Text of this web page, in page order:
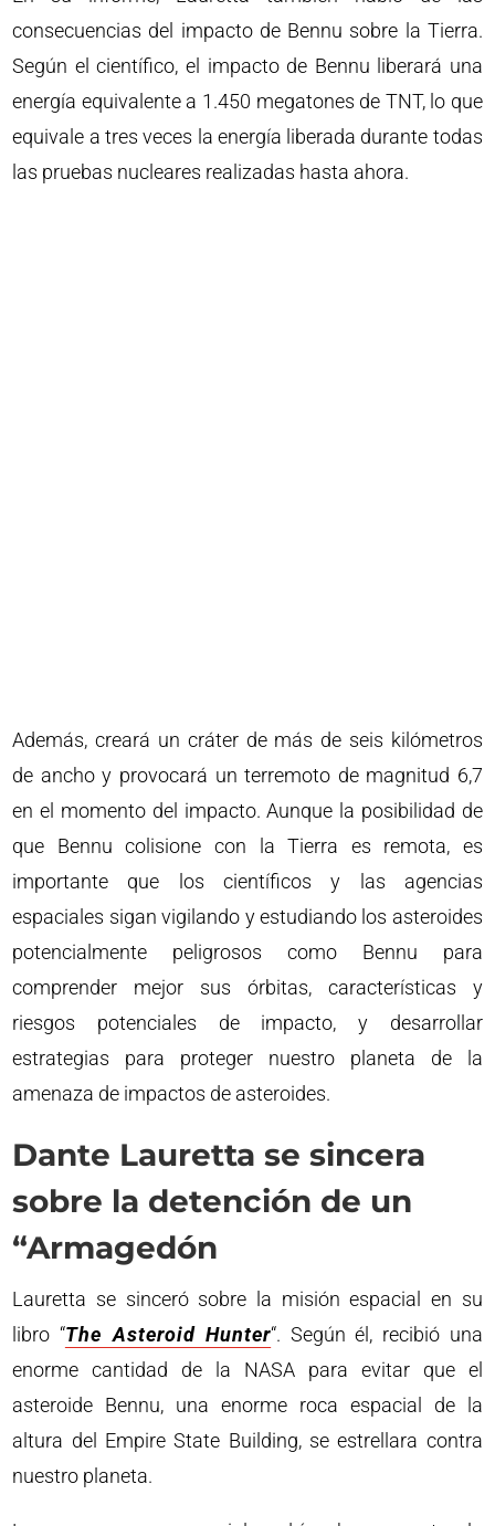
consecuencias del impacto de Bennu sobre la Tierra.
Según el científico, el impacto de Bennu liberará una
energía equivalente a 1.450 megatones de TNT, lo que
equivale a tres veces la energía liberada durante todas
las pruebas nucleares realizadas hasta ahora.
Además, creará un cráter de más de seis kilómetros
de ancho y provocará un terremoto de magnitud 6,7
en el momento del impacto. Aunque la posibilidad de
que Bennu colisione con la Tierra es remota, es
importante que los científicos y las agencias
espaciales sigan vigilando y estudiando los asteroides
potencialmente peligrosos como Bennu para
comprender mejor sus órbitas, características y
riesgos potenciales de impacto, y desarrollar
estrategias para proteger nuestro planeta de la
amenaza de impactos de asteroides.
Dante Lauretta se sincera
sobre la detención de un
“Armagedón
Lauretta se sinceró sobre la misión espacial en su
libro “The Asteroid Hunter“. Según él, recibió una
enorme cantidad de la NASA para evitar que el
asteroide Bennu, una enorme roca espacial de la
altura del Empire State Building, se estrellara contra
nuestro planeta.